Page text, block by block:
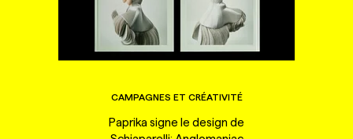
CAMPAGNES ET CRÉATIVITÉ
Paprika signe le design de